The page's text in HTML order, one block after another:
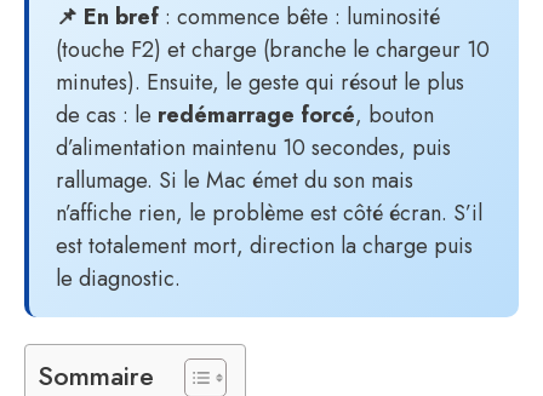
📌 En bref : commence bête : luminosité
(touche F2) et charge (branche le chargeur 10
minutes). Ensuite, le geste qui résout le plus
de cas : le redémarrage forcé, bouton
d’alimentation maintenu 10 secondes, puis
rallumage. Si le Mac émet du son mais
n’affiche rien, le problème est côté écran. S’il
est totalement mort, direction la charge puis
le diagnostic.
Sommaire